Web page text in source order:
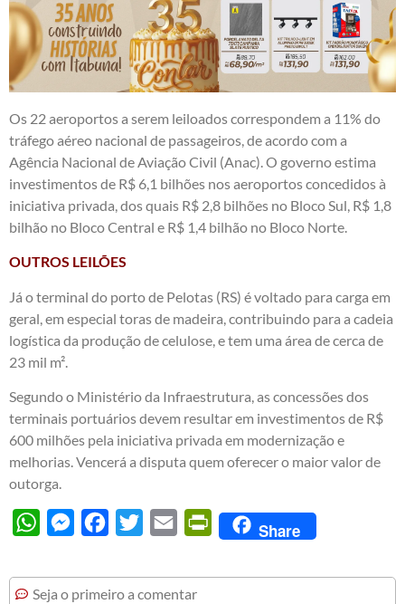
Os 22 aeroportos a serem leiloados correspondem a 11% do
tráfego aéreo nacional de passageiros, de acordo com a
Agência Nacional de Aviação Civil (Anac). O governo estima
investimentos de R$ 6,1 bilhões nos aeroportos concedidos à
iniciativa privada, dos quais R$ 2,8 bilhões no Bloco Sul, R$ 1,8
bilhão no Bloco Central e R$ 1,4 bilhão no Bloco Norte.
OUTROS LEILÕES
Já o terminal do porto de Pelotas (RS) é voltado para carga em
geral, em especial toras de madeira, contribuindo para a cadeia
logística da produção de celulose, e tem uma área de cerca de
23 mil m².
Segundo o Ministério da Infraestrutura, as concessões dos
terminais portuários devem resultar em investimentos de R$
600 milhões pela iniciativa privada em modernização e
melhorias. Vencerá a disputa quem oferecer o maior valor de
outorga.
WhatsAppMessengerFacebook
Twitter Email PrintFriendly
Share
Seja o primeiro a comentar